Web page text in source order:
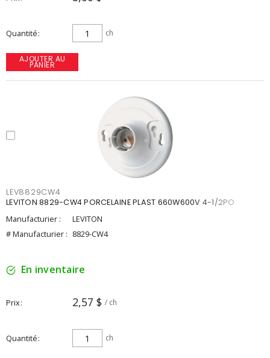
Quantité ch
AJOUTER AU
PANIER
LEV8829CW4
LEVITON 8829-CW4 PORCELAINE PLAST 660W600V 4-1/2PO
Manufacturier :
LEVITON
# Manufacturier : 8829-CW4
En inventaire
Prix 2,57 $ / ch
Quantité ch